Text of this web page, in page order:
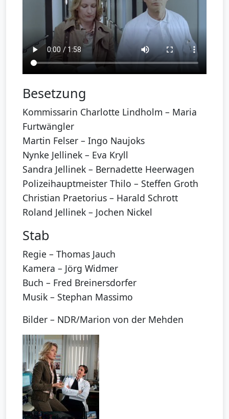
Besetzung
Kommissarin Charlotte Lindholm – Maria
Furtwängler
Martin Felser – Ingo Naujoks
Nynke Jellinek – Eva Kryll
Sandra Jellinek – Bernadette Heerwagen
Polizeihauptmeister Thilo – Steffen Groth
Christian Praetorius – Harald Schrott
Roland Jellinek – Jochen Nickel
Stab
Regie – Thomas Jauch
Kamera – Jörg Widmer
Buch – Fred Breinersdorfer
Musik – Stephan Massimo
Bilder – NDR/Marion von der Mehden